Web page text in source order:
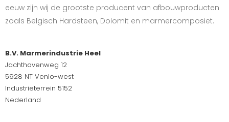
eeuw zijn wij de grootste producent van afbouwproducten
zoals Belgisch Hardsteen, Dolomit en marmercomposiet.
B.V. Marmerindustrie Heel
Jachthavenweg 12
5928 NT Venlo-west
Industrieterrein 5152
Nederland